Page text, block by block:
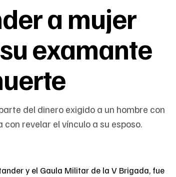
a mujer
examante
del dinero exigido a un hombre con
revelar el vínculo a su esposo.
y el Gaula Militar de la V Brigada, fue